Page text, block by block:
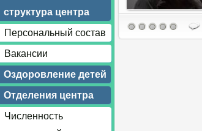
структура центра
Персональный состав
Вакансии
Оздоровление детей
Отделения центра
Численность